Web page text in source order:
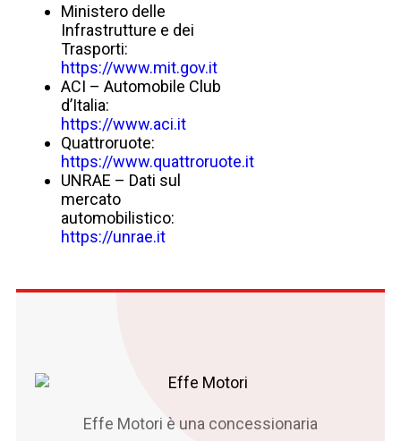
Ministero delle
Infrastrutture e dei
Trasporti:
https://www.mit.gov.it
ACI – Automobile Club
d’Italia:
https://www.aci.it
Quattroruote:
https://www.quattroruote.it
UNRAE – Dati sul
mercato
automobilistico:
https://unrae.it
Effe Motori è una concessionaria